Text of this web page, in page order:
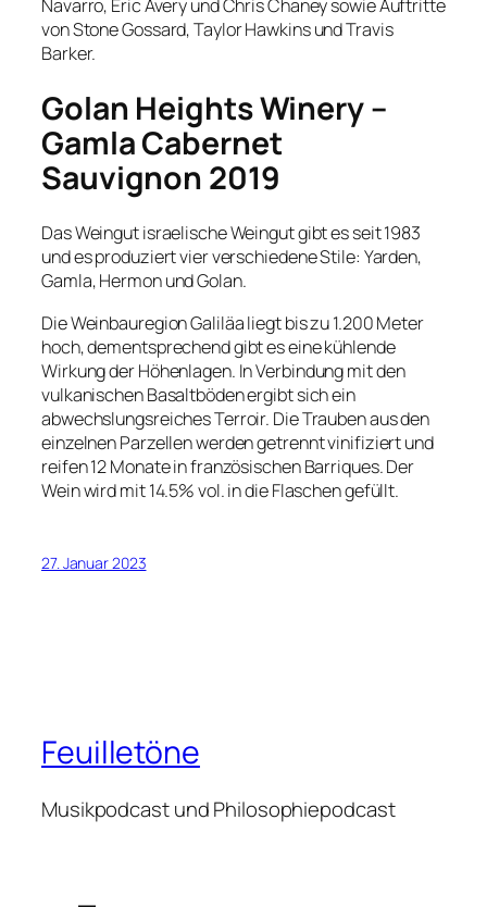
Navarro, Eric Avery und Chris Chaney sowie Auftritte
von Stone Gossard, Taylor Hawkins und Travis
Barker.
Golan Heights Winery –
Gamla Cabernet
Sauvignon 2019
Das Weingut israelische Weingut gibt es seit 1983
und es produziert vier verschiedene Stile: Yarden,
Gamla, Hermon und Golan.
Die Weinbauregion Galiläa liegt bis zu 1.200 Meter
hoch, dementsprechend gibt es eine kühlende
Wirkung der Höhenlagen. In Verbindung mit den
vulkanischen Basaltböden ergibt sich ein
abwechslungsreiches Terroir. Die Trauben aus den
einzelnen Parzellen werden getrennt vinifiziert und
reifen 12 Monate in französischen Barriques. Der
Wein wird mit 14.5% vol. in die Flaschen gefüllt.
27. Januar 2023
Feuilletöne
Musikpodcast und Philosophiepodcast